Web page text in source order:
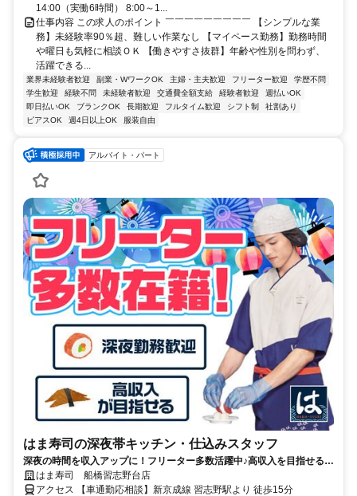
14:00（実働6時間） 8:00～1...
仕事内容 この求人のポイント ￣￣￣￣￣￣￣￣￣ 【シンプルな業
務】未経験率90％超、難しい作業なし 【マイペース勤務】勤務時間
や曜日も気軽に相談ＯＫ 【働きやすさ抜群】年齢や性別を問わず、
活躍できる...
業界未経験者歓迎 副業・WワークOK 主婦・主夫歓迎 フリーター歓迎
学歴不問
学生歓迎
経験不問 未経験者歓迎 交通費全額支給 経験者歓迎
週払いOK
即日払いOK
ブランクOK 長期歓迎 フルタイム歓迎 シフト制
社割あり
ピアスOK
週4日以上OK 服装自由
アルバイト・パート
はま寿司の深夜帯キッチン・仕込みスタッフ
深夜の時間を収入アップに！フリーター多数活躍中♪高収入を目指せる環
境です！
はま寿司 船橋習志野台店
アクセス 【車通勤応相談】新京成線 習志野駅より 徒歩15分